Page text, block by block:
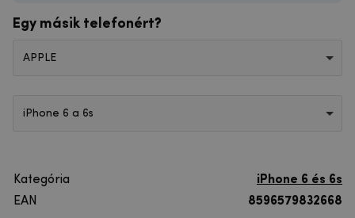
Egy másik telefonért?
APPLE
iPhone 6 a 6s
Kategória
iPhone 6 és 6s
EAN
8596579832668